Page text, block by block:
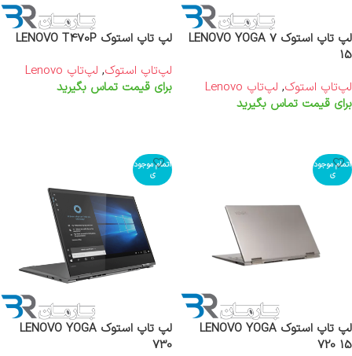
لپ تاپ استوک LENOVO YOGA 7
15
لپ‌تاپ استوک, لپ‌تاپ Lenovo
برای قیمت تماس بگیرید
لپ تاپ استوک LENOVO T470P
لپ‌تاپ استوک, لپ‌تاپ Lenovo
برای قیمت تماس بگیرید
اتمام موجود
ی
لپ تاپ استوک LENOVO YOGA
720 15
اتمام موجود
ی
لپ تاپ استوک LENOVO YOGA
730